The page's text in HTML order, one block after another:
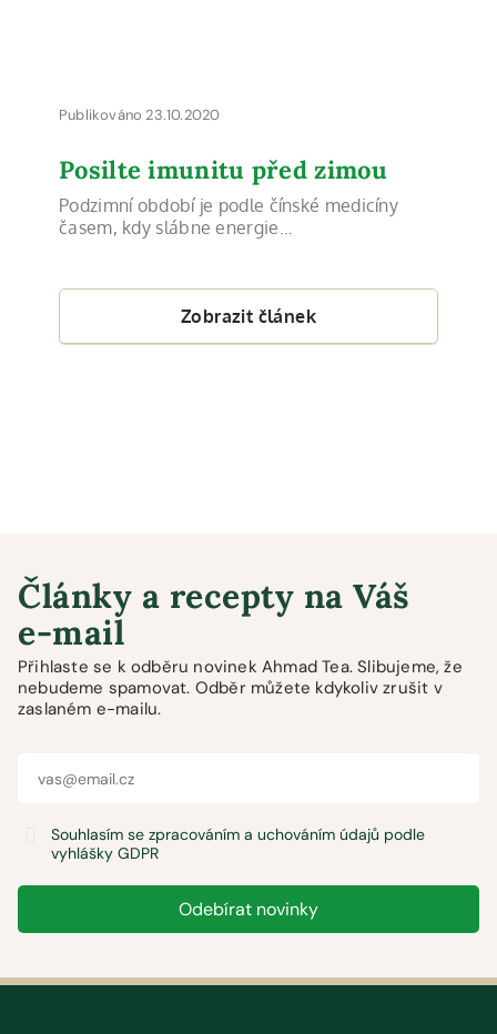
Publikováno 23.10.2020
Posilte imunitu před zimou
Podzimní období je podle čínské medicíny
časem, kdy slábne energie…
Zobrazit článek
Články a recepty na Váš
e-mail
Přihlaste se k odběru novinek Ahmad Tea. Slibujeme, že
nebudeme spamovat. Odběr můžete kdykoliv zrušit v
zaslaném e-mailu.
Souhlasím se zpracováním a uchováním údajů podle
vyhlášky GDPR
Odebírat novinky